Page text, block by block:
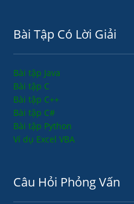
Bài Tập Có Lời Giải
Bài tập Java
Bài tập C
Bài tập C++
Bài tập C#
Bài tập Python
Ví dụ Excel VBA
Câu Hỏi Phỏng Vấn